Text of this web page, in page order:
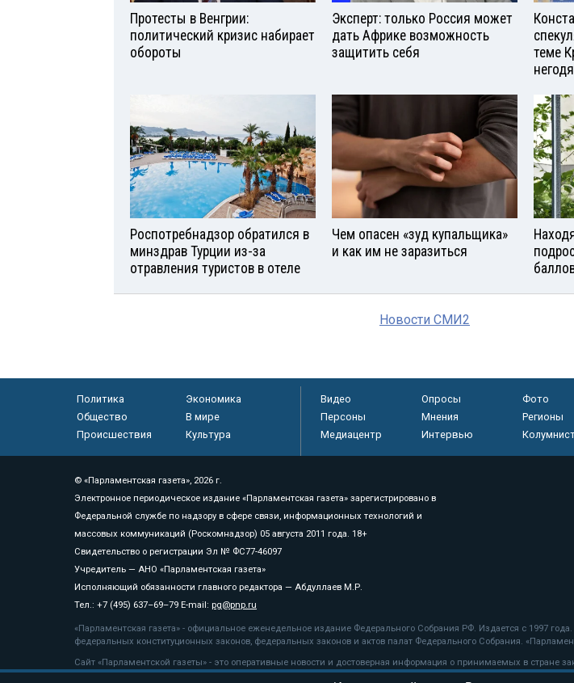
Протесты в Венгрии:
политический кризис набирает
обороты
Эксперт: только Россия может
дать Африке возможность
защитить себя
теме
Роспотребнадзор обратился в
минздрав Турции из-за
отравления туристов в отеле
Чем опасен «зуд купальщика»
и как им не заразиться
Новости СМИ2
Политика
Экономика
Общество
В мире
Происшествия
Культура
Видео Опросы
Фото
Персоны
Мнения
Регионы
Медиацентр
Интервью
© «Парламентская газета», 2026 г.
Электронное периодическое издание «Парламентская газета» зарегистрировано в
Федеральной службе по надзору в сфере связи, информационных технологий и
массовых коммуникаций (Роскомнадзор) 05 августа 2011 года. 18+
Свидетельство о регистрации Эл № ФС77-46097
Учредитель — АНО «Парламентская газета»
Исполняющий обязанности главного редактора — Абдуллаев М.Р.
Тел.: +7 (495) 637–69–79 E-mail: pg@pnp.ru
«Парламентская газета» - официальное еженедельное издание Федерального Собрания РФ. Издается с 1997
федеральных конституционных законов, федеральных законов и актов палат Федерального Собрания.
Сайт «Парламентской газеты» - это оперативные новости и достоверная информация о принимаемых в стране
«Парламентской газеты» активная ссылка на pnp.ru обязательна.